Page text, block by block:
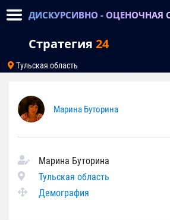
ДИСКУРСИВНО - ОЦЕНОЧНАЯ
Стратегия 24
Тульская область
Марина Буторина
Марина Буторина
Тульская область
Демография